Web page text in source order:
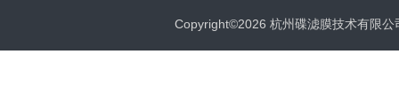
Copyright©2026 杭州碟滤膜技术有限